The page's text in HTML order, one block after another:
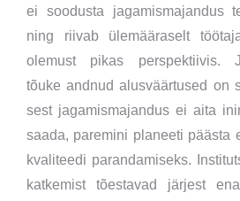
ei soodusta jagamismajandus
ning riivab ülemääraselt
olemust pikas perspektiivis.
tõuke andnud alusväärtused on
sest jagamismajandus ei aita
saada, paremini planeeti päästa
kvaliteedi parandamiseks.
katkemist tõestavad järjest